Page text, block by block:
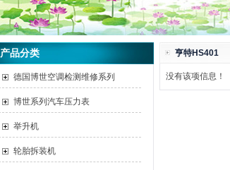
产品分类
德国博世空调检测维修系列
博世系列汽车压力表
举升机
轮胎拆装机
亨特HS401
没有该项信息！